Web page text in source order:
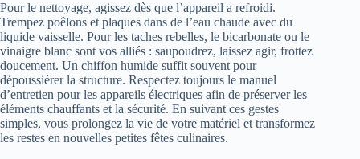
Pour le nettoyage, agissez dès que l’appareil a refroidi.
Trempez poêlons et plaques dans de l’eau chaude avec du
liquide vaisselle. Pour les taches rebelles, le bicarbonate ou le
vinaigre blanc sont vos alliés : saupoudrez, laissez agir, frottez
doucement. Un chiffon humide suffit souvent pour
dépoussiérer la structure. Respectez toujours le manuel
d’entretien pour les appareils électriques afin de préserver les
éléments chauffants et la sécurité. En suivant ces gestes
simples, vous prolongez la vie de votre matériel et transformez
les restes en nouvelles petites fêtes culinaires.